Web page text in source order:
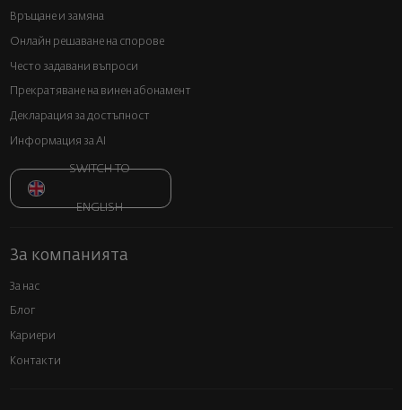
Връщане и замяна
Онлайн решаване на спорове
Често задавани въпроси
Прекратяване на винен абонамент
Декларация за достъпност
Информация за AI
SWITCH TO
ENGLISH
За компанията
За нас
Блог
Кариери
Контакти